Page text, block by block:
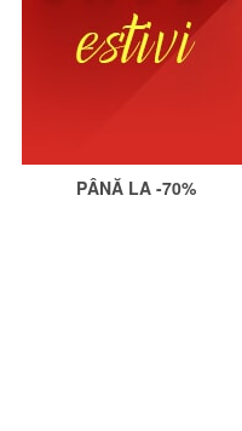
PÂNĂ LA -70%